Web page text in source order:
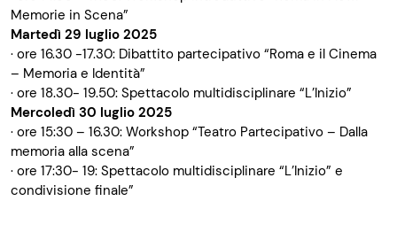
Memorie in Scena”
Martedì 29 luglio 2025
· ore 16.30 -17.30: Dibattito partecipativo “Roma e il Cinema
– Memoria e Identità”
· ore 18.30- 19.50: Spettacolo multidisciplinare “L’Inizio”
Mercoledì 30 luglio 2025
· ore 15:30 – 16.30: Workshop “Teatro Partecipativo – Dalla
memoria alla scena”
· ore 17:30- 19: Spettacolo multidisciplinare “L’Inizio” e
condivisione finale”